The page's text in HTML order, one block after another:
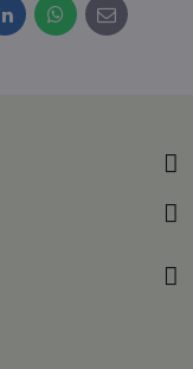
LinkedInWhatsApp
E-
mail